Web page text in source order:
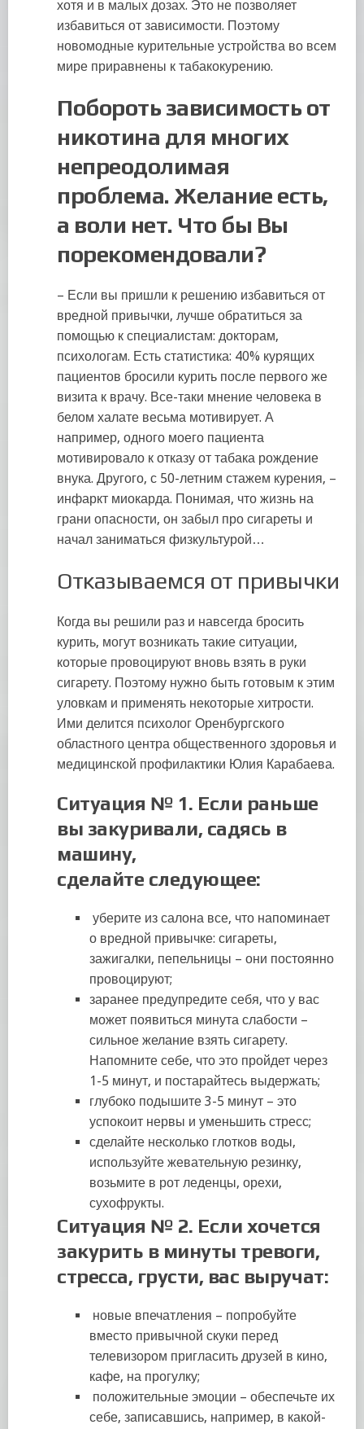
хотя и в малых дозах. Это не позволяет
избавиться от зависимости. Поэтому
новомодные курительные устройства во всем
мире приравнены к табакокурению.
Побороть зависимость от
никотина для многих
непреодолимая
проблема. Желание есть,
а воли нет. Что бы Вы
порекомендовали?
– Если вы пришли к решению избавиться от
вредной привычки, лучше обратиться за
помощью к специалистам: докторам,
психологам. Есть статистика: 40% курящих
пациентов бросили курить после первого же
визита к врачу. Все-таки мнение человека в
белом халате весьма мотивирует. А
например, одного моего пациента
мотивировало к отказу от табака рождение
внука. Другого, с 50-летним стажем курения, –
инфаркт миокарда. Понимая, что жизнь на
грани опасности, он забыл про сигареты и
начал заниматься физкультурой…
Отказываемся от привычки
Когда вы решили раз и навсегда бросить
курить, могут возникать такие ситуации,
которые провоцируют вновь взять в руки
сигарету. Поэтому нужно быть готовым к этим
уловкам и применять некоторые хитрости.
Ими делится психолог Оренбургского
областного центра общественного здоровья и
медицинской профилактики Юлия Карабаева.
Ситуация № 1. Если раньше
вы закуривали, садясь в
машину,
сделайте следующее:
уберите из салона все, что напоминает
о вредной привычке: сигареты,
зажигалки, пепельницы – они постоянно
провоцируют;
заранее предупредите себя, что у вас
может появиться минута слабости –
сильное желание взять сигарету.
Напомните себе, что это пройдет через
1-5 минут, и постарайтесь выдержать;
глубоко подышите 3-5 минут – это
успокоит нервы и уменьшить стресс;
сделайте несколько глотков воды,
используйте жевательную резинку,
возьмите в рот леденцы, орехи,
сухофрукты.
Ситуация № 2. Если хочется
закурить в минуты тревоги,
стресса, грусти, вас выручат:
новые впечатления – попробуйте
вместо привычной скуки перед
телевизором пригласить друзей в кино,
кафе, на прогулку;
положительные эмоции – обеспечьте их
себе, записавшись, например, в какой-